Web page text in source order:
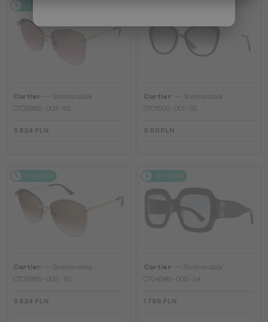
2-4 DNI
Cartier
Sončna očala
CT0398S - 003 - 62
3 824 PLN
Cartier
Sončna očala
CT0150S - 001 - 55
3 611 PLN
2-4 DNI
Cartier
Sončna očala
CT0398S - 002 - 62
3 824 PLN
2-4 DNI
Cartier
Sončna očala
CT0434S - 003 - 54
1 788 PLN